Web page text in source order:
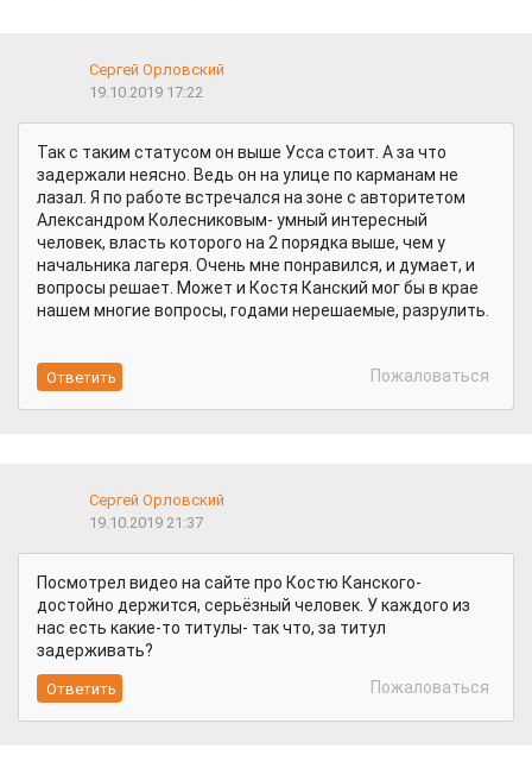
Сергей Орловский
19.10.2019 17:22
Так с таким статусом он выше Усса стоит. А за что
задержали неясно. Ведь он на улице по карманам не
лазал. Я по работе встречался на зоне с авторитетом
Александром Колесниковым- умный интересный
человек, власть которого на 2 порядка выше, чем у
начальника лагеря. Очень мне понравился, и думает, и
вопросы решает. Может и Костя Канский мог бы в крае
нашем многие вопросы, годами нерешаемые, разрулить.
Пожаловаться
Сергей Орловский
19.10.2019 21:37
Посмотрел видео на сайте про Костю Канского-
достойно держится, серьёзный человек. У каждого из
нас есть какие-то титулы- так что, за титул
задерживать?
Пожаловаться